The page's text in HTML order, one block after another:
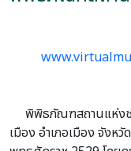
พิพิธภัณฑสถานแห่งช
เมือง อำเภอเมือง จังห